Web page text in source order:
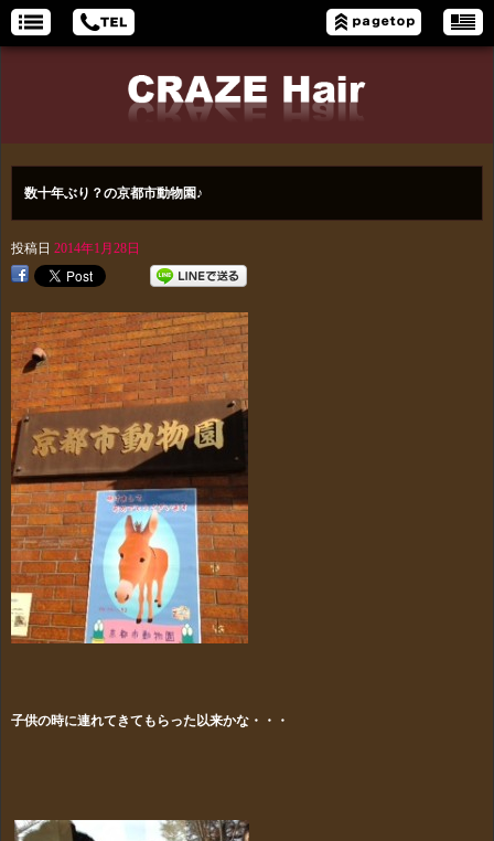
数十年ぶり？の京都市動物園♪
投稿日 2014年1月28日
子供の時に連れてきてもらった以来かな・・・